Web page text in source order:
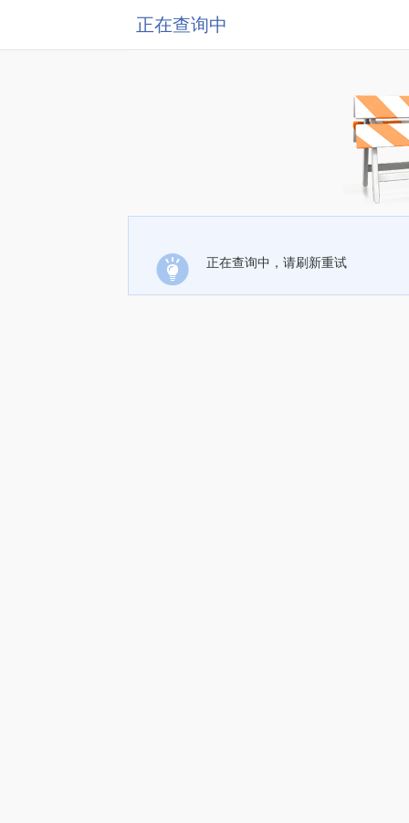
正在查询中
正在查询中，请刷新重试